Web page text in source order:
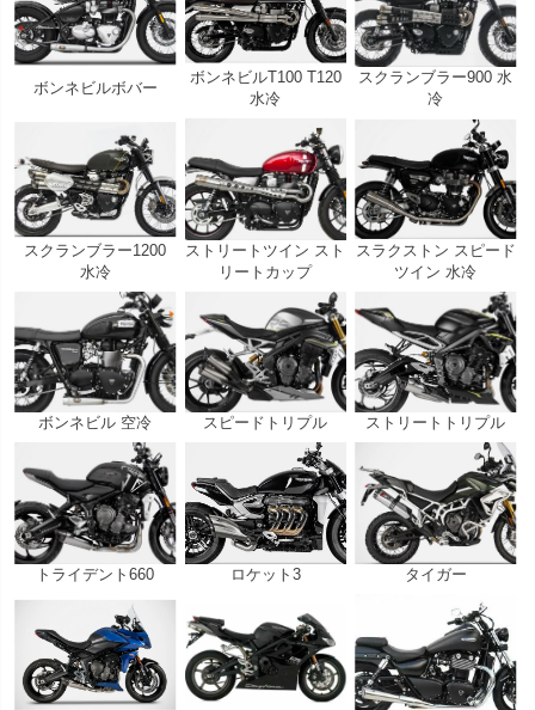
ボンネビルボバー
ボンネビルT100 T120
水冷
スクランブラー900 水
冷
スクランブラー1200
水冷
ストリートツイン スト
リートカップ
スラクストン スピード
ツイン 水冷
ボンネビル 空冷 スピードトリプル ストリートトリプル
トライデント660 ロケット3 タイガー